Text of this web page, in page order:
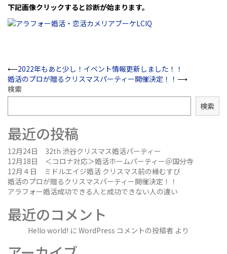
下記画像クリックすると診断が始まります。
Post
navigation
⟵2022年もあと少し！イベント情報更新しました！！
婚活のプロが贈るクリスマスパーティー開催決定！！ ⟶
検索
検索
最近の投稿
12月24日 32th 渋谷クリスマス婚活パーティー
12月18日 ＜コロナ対応＞婚活ホームパーティー＠国分寺
12月４日 ミドルエイジ婚活 クリスマス前の縁むすび
婚活のプロが贈るクリスマスパーティー開催決定！！
アラフォー婚活成功できる人と成功できない人の違い
最近のコメント
Hello world! に WordPress コメントの投稿者 より